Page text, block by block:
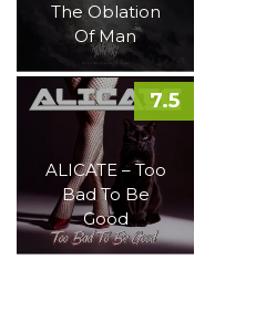
The Oblation
Of Man
ALICATE – Too
Bad To Be
Good
7.5